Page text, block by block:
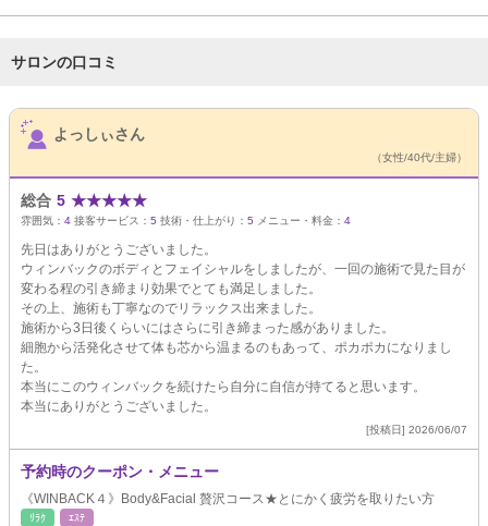
サロンの口コミ
サロンPick Up
よっしぃさん
（女性/40代/主婦）
総合 5 ★★★★★
雰囲気： 4 接客サービス： 5 技術・仕上がり： 5 メニュー・料金： 4
先日はありがとうございました。
ウィンバックのボディとフェイシャルをしましたが、一回の施術で見た目が
変わる程の引き締まり効果でとても満足しました。
その上、施術も丁寧なのでリラックス出来ました。
施術から3日後くらいにはさらに引き締まった感がありました。
細胞から活発化させて体も芯から温まるのもあって、ポカポカになりまし
た。
本当にこのウィンバックを続けたら自分に自信が持てると思います。
本当にありがとうございました。
[投稿日] 2026/06/07
予約時のクーポン・メニュー
《WINBACK４》Body&Facial 贅沢コース★とにかく疲労を取りたい方
ﾘﾗｸ ｴｽﾃ